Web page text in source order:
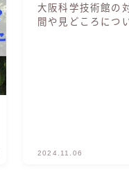
大阪科学技術館の
間や見どころにつ
2024.11.06